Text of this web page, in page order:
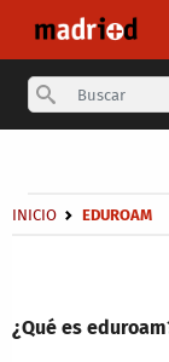
Sobrescribir
INICIO EDUROAM
¿Qué es